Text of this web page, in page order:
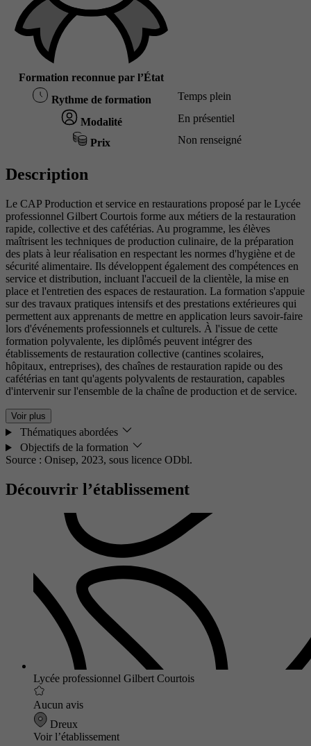
Formation reconnue par l’État
Rythme de formation Temps plein
Modalité En présentiel
Prix Non renseigné
Description
Le CAP Production et service en restaurations proposé par le Lycée
professionnel Gilbert Courtois forme aux métiers de la restauration
rapide, collective et des cafétérias. Au programme, les élèves
maîtrisent les techniques de production culinaire, de la préparation
des plats à leur réalisation en respectant les normes d'hygiène et de
sécurité alimentaire. Ils développent également des compétences en
service et distribution, incluant l'accueil de la clientèle, la mise en
place et l'entretien des espaces de restauration. La formation s'appuie
sur des travaux pratiques intensifs et des prestations extérieures qui
permettent aux apprenants de mettre en application leurs savoir-faire
lors d'événements professionnels et culturels. À l'issue de cette
formation polyvalente, les diplômés peuvent intégrer des
établissements de restauration collective (cantines scolaires,
hôpitaux, entreprises), des chaînes de restauration rapide ou des
cafétérias en tant qu'agents polyvalents de restauration, capables
d'intervenir sur l'ensemble de la chaîne de production et de service.
Voir plus
Thématiques abordées
Objectifs de la formation
Source : Onisep, 2023, sous licence ODbl.
Découvrir l’établissement
Lycée professionnel Gilbert Courtois
Aucun avis
Dreux
Voir l’établissement